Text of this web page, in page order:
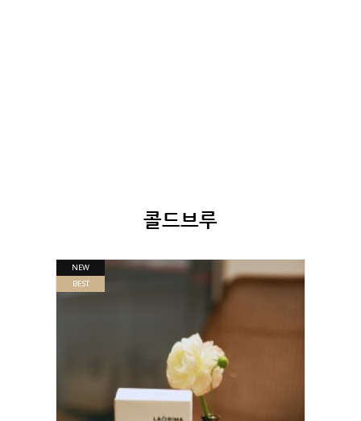
콜드브루
NEW
BEST